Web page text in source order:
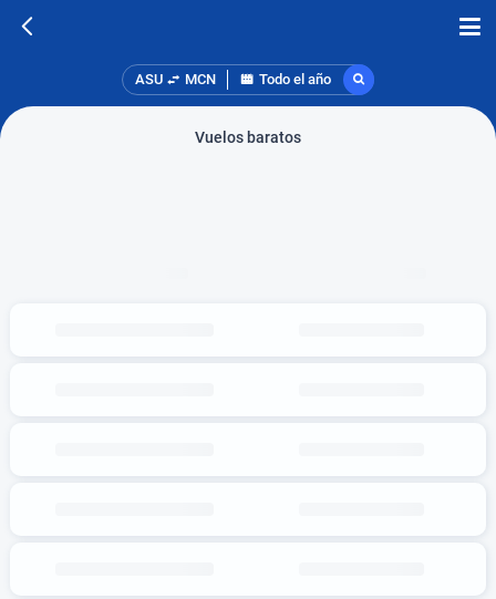
ASU MCN Todo el año
Vuelos baratos